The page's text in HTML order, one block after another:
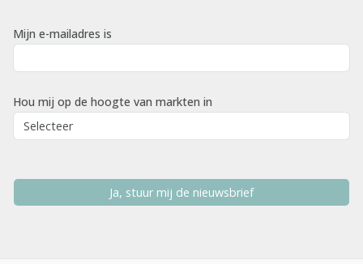
Mijn e-mailadres is
Hou mij op de hoogte van markten in
Ja, stuur mij de nieuwsbrief